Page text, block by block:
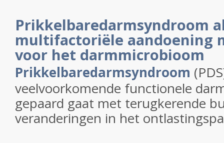
Prikkelbaredarmsyndroom
multifactoriële aandoening
voor het darmmicrobioom
Prikkelbaredarmsyndroom
veelvoorkomende functionele
gepaard gaat met terugkerende
veranderingen in het